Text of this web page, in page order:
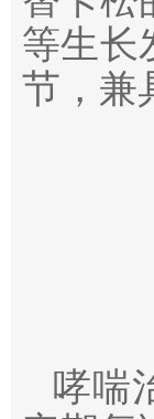
等生长
节，兼
哮喘